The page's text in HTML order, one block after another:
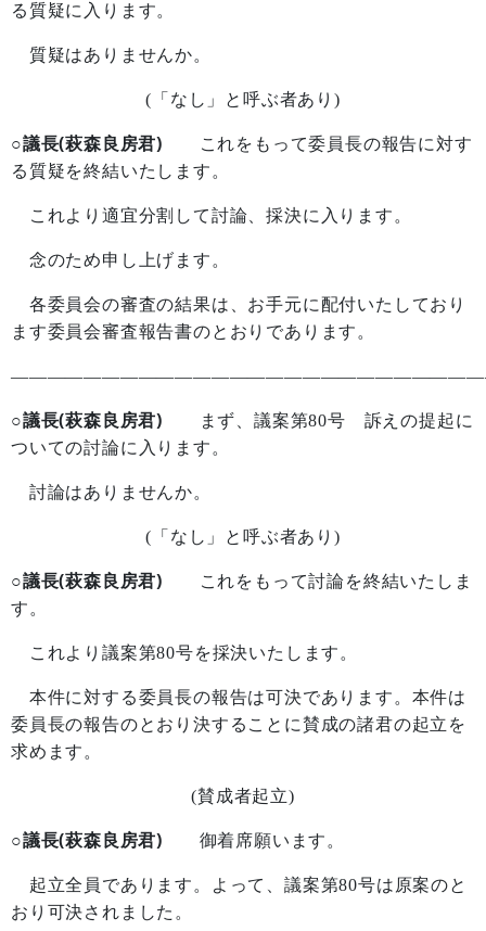
る質疑に入ります。
質疑はありませんか。
( 「なし」と呼ぶ者あり )
○議長(萩森良房君) これをもって委員長の報告に対す
る質疑を終結いたします。
これより適宜分割して討論、採決に入ります。
念のため申し上げます。
各委員会の審査の結果は、お手元に配付いたしており
ます委員会審査報告書のとおりであります。
○議長(萩森良房君) まず、議案第80号 訴えの提起に
ついての討論に入ります。
討論はありませんか。
( 「なし」と呼ぶ者あり )
○議長(萩森良房君) これをもって討論を終結いたしま
す。
これより議案第80号を採決いたします。
本件に対する委員長の報告は可決であります。本件は
委員長の報告のとおり決することに賛成の諸君の起立を
求めます。
(賛成者起立)
○議長(萩森良房君) 御着席願います。
起立全員であります。よって、議案第80号は原案のと
おり可決されました。